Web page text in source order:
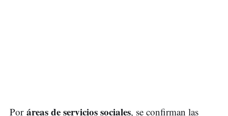
Poráreas de servicios sociales, se confirman las